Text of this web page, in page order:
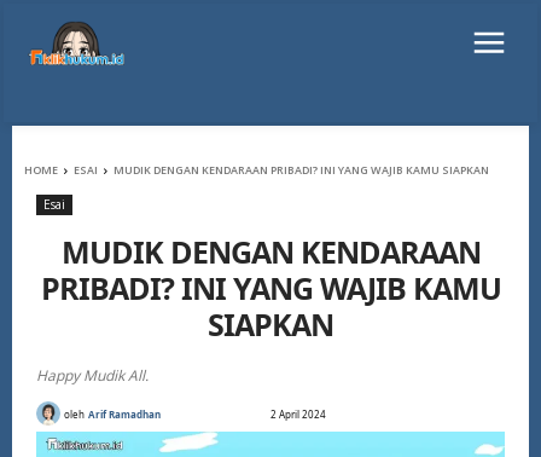
HOME ESAI MUDIK DENGAN KENDARAAN PRIBADI? INI YANG WAJIB KAMU SIAPKAN
Esai
MUDIK DENGAN KENDARAAN
PRIBADI? INI YANG WAJIB KAMU
SIAPKAN
Happy Mudik All.
oleh Arif Ramadhan 2 April 2024